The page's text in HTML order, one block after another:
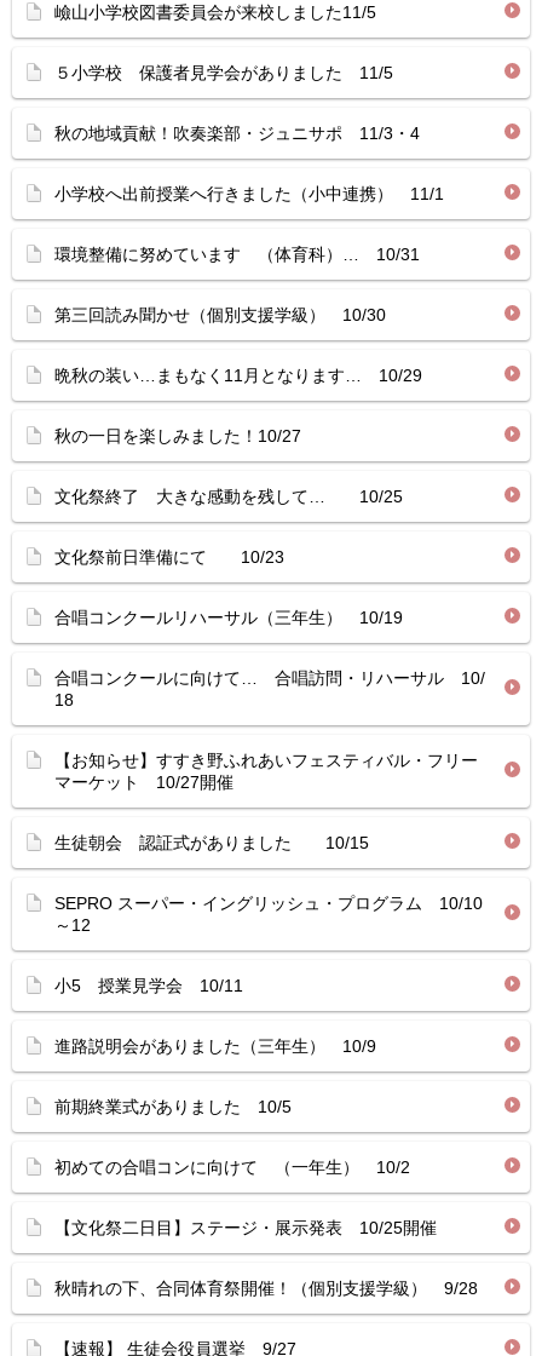
嶮山小学校図書委員会が来校しました11/5
５小学校 保護者見学会がありました 11/5
秋の地域貢献！吹奏楽部・ジュニサポ 11/3・4
小学校へ出前授業へ行きました（小中連携） 11/1
環境整備に努めています （体育科）… 10/31
第三回読み聞かせ（個別支援学級） 10/30
晩秋の装い…まもなく11月となります… 10/29
秋の一日を楽しみました！10/27
文化祭終了 大きな感動を残して… 10/25
文化祭前日準備にて 10/23
合唱コンクールリハーサル（三年生） 10/19
合唱コンクールに向けて… 合唱訪問・リハーサル 10/
18
【お知らせ】すすき野ふれあいフェスティバル・フリー
マーケット 10/27開催
生徒朝会 認証式がありました 10/15
SEPRO スーパー・イングリッシュ・プログラム 10/10
～12
小5 授業見学会 10/11
進路説明会がありました（三年生） 10/9
前期終業式がありました 10/5
初めての合唱コンに向けて （一年生） 10/2
【文化祭二日目】ステージ・展示発表 10/25開催
秋晴れの下、合同体育祭開催！（個別支援学級） 9/28
【速報】 生徒会役員選挙 9/27